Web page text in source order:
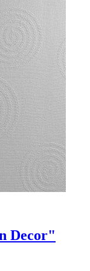
Decor"